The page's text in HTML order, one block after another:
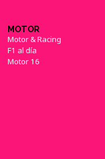
MOTOR
Motor & Racing
F1 al día
Motor 16